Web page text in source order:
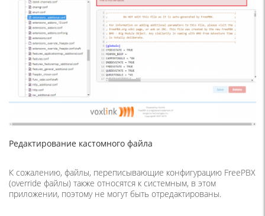
Редактирование кастомного файла
К сожалению, файлы, переписывающие конфигурацию FreePBX
(override файлы) также относятся к системным, в этом
приложении, поэтому не могут быть отредактированы.